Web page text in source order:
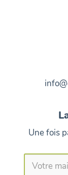
Une fois